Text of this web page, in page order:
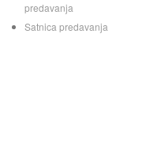
predavanja
Satnica predavanja